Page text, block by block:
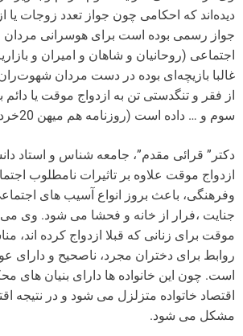
دیده‌اند که احکامی چون جواز تعدد زوجات یا
جواز رسمی بوده است برای هوسرانی
اجتماعی (روحانیان و شاهان و امیران و
غالبا بازیچه‌ای بوده در دست مردان
از فقر و تنگدستی تن به ازدواج موقت یا
سوم و … داده است (روزنامه هم میهن 20خرداد 1386).
دکتر” قرائی مقدم”، جامعه شناس و استاد
ازدواج موقت علاوه بر تاثیرات نامطلوب
وفرهنگی، باعث بروز انواع آسیب های
جنایت ،فرار از خانه و فحشا می شود. وی می
موقت برای زنانی که قبلا ازدواج کرده اند،
روابط برای دختران مجرد، ناصحیح و دارای
است. چون این خانواده ها دارای بنیان های
اقتصاد خاتواده متزلزل می شود و در نتیجه
مشکل می شود.